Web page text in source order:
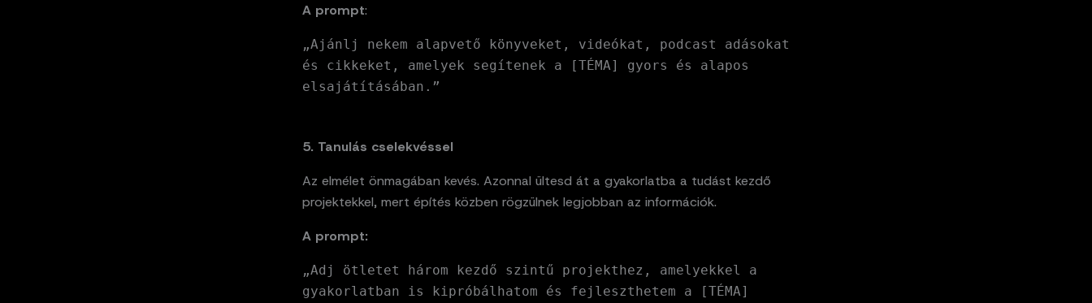
A prompt:
„Ajánlj nekem alapvető könyveket, videókat, podcast adásokat
és cikkeket, amelyek segítenek a [TÉMA] gyors és alapos
elsajátításában.”
5. Tanulás cselekvéssel
Az elmélet önmagában kevés. Azonnal ültesd át a gyakorlatba a tudást kezdő
projektekkel, mert építés közben rögzülnek legjobban az információk.
A prompt:
„Adj ötletet három kezdő szintű projekthez, amelyekkel a
gyakorlatban is kipróbálhatom és fejleszthetem a [TÉMA]